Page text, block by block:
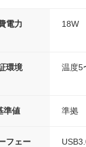
電力 18W
環境 温度5
準値 準拠
フェー